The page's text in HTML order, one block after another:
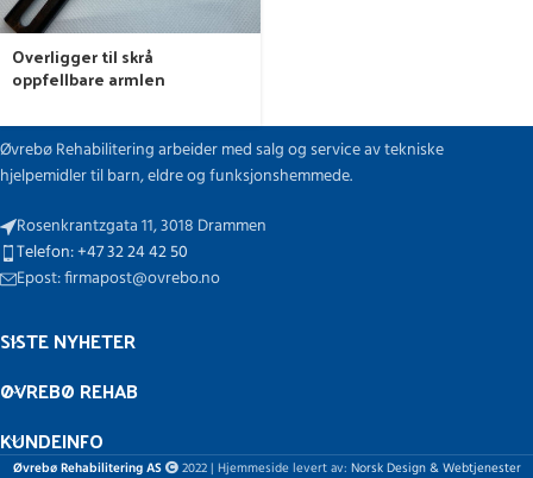
Overligger til skrå
oppfellbare armlen
Øvrebø Rehabilitering arbeider med salg og service av tekniske
hjelpemidler til barn, eldre og funksjonshemmede.
Rosenkrantzgata 11, 3018 Drammen
Telefon: +47 32 24 42 50
Epost: firmapost@ovrebo.no
SISTE NYHETER
ØVREBØ REHAB
KUNDEINFO
Øvrebø Rehabilitering AS 2022 | Hjemmeside levert av: Norsk Design & Webtjenester